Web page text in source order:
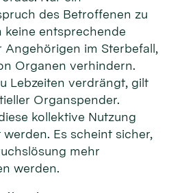
des Betroffenen zu
keine entsprechende
im Sterbefall,
Organen verhindern.
Lebzeiten verdrängt, gilt
Organspender.
kollektive Nutzung
Es scheint sicher,
mehr
werden.